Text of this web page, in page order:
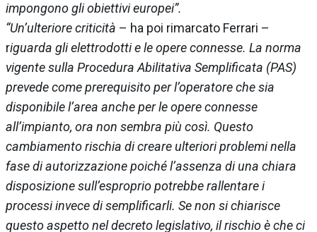
impongono gli obiettivi europei”.
“Un’ulteriore criticità – ha poi rimarcato Ferrari –
riguarda gli elettrodotti e le opere connesse. La norma
vigente sulla Procedura Abilitativa Semplificata (PAS)
prevede come prerequisito per l’operatore che sia
disponibile l’area anche per le opere connesse
all’impianto, ora non sembra più così. Questo
cambiamento rischia di creare ulteriori problemi nella
fase di autorizzazione poiché l’assenza di una chiara
disposizione sull’esproprio potrebbe rallentare i
processi invece di semplificarli. Se non si chiarisce
questo aspetto nel decreto legislativo, il rischio è che ci